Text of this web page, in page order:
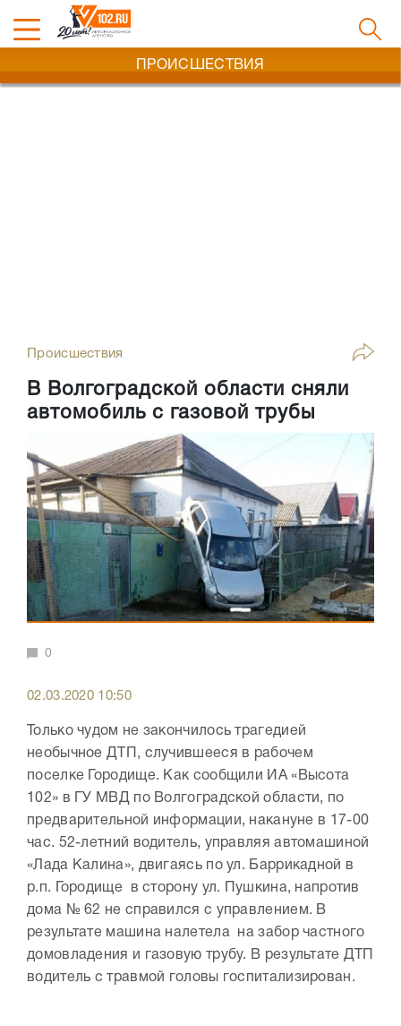
ПРОИСШЕСТВИЯ
Происшествия
В Волгоградской области сняли
автомобиль с газовой трубы
0
02.03.2020 10:50
Только чудом не закончилось трагедией
необычное ДТП, случившееся в рабочем
поселке Городище. Как сообщили ИА «Высота
102» в ГУ МВД по Волгоградской области, по
предварительной информации, накануне в 17-00
час. 52-летний водитель, управляя автомашиной
«Лада Калина», двигаясь по ул. Баррикадной в
р.п. Городище в сторону ул. Пушкина, напротив
дома № 62 не справился с управлением. В
результате машина налетела на забор частного
домовладения и газовую трубу. В результате ДТП
водитель с травмой головы госпитализирован.